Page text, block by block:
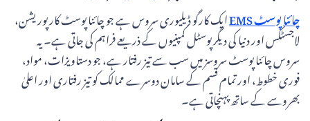
چائنا پوسٹ EMS ایک کارگو ڈیلیوری سروس ہے جو چائنا پوسٹ کارپوریشن،
لاجسٹکس اور دنیا کی دیگر پوسٹل کمپنیوں کے ذریعے فراہم کی جاتی ہے۔ یہ
سروس چائنا پوسٹ سروسز میں سب سے تیز رفتار ہے، جو دستاویزات، مواد،
فوری خطوط، اور تمام قسم کے سامان دوسرے ممالک کو تیز رفتاری اور اعلیٰ
بھروسے کے ساتھ پہنچاتی ہے۔